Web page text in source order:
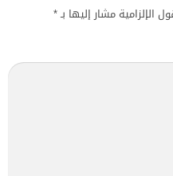
الإلزامية مشار إليها بـ*